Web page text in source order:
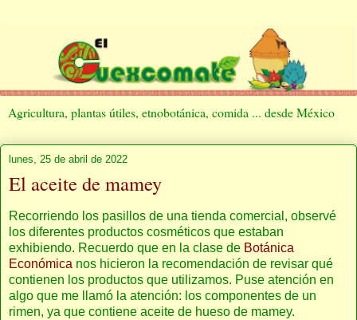
Agricultura, plantas útiles, etnobotánica, comida ... desde México
lunes, 25 de abril de 2022
El aceite de mamey
Recorriendo los pasillos de una tienda comercial, observé
los diferentes productos cosméticos que estaban
exhibiendo. Recuerdo que en la clase de Botánica
Económica nos hicieron la recomendación de revisar qué
contienen los productos que utilizamos. Puse atención en
algo que me llamó la atención: los componentes de un
rimen, ya que contiene aceite de hueso de mamey.